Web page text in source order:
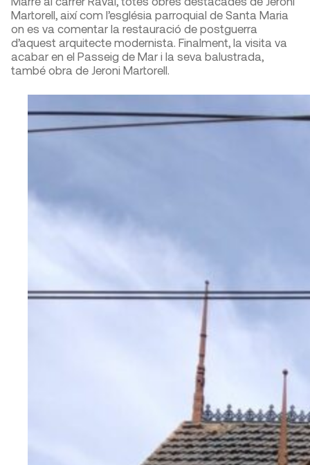
Martorell, així com l’església parroquial de Santa Maria
on es va comentar la restauració de postguerra
d’aquest arquitecte modernista. Finalment, la visita va
acabar en el Passeig de Mar i la seva balustrada,
també obra de Jeroni Martorell.